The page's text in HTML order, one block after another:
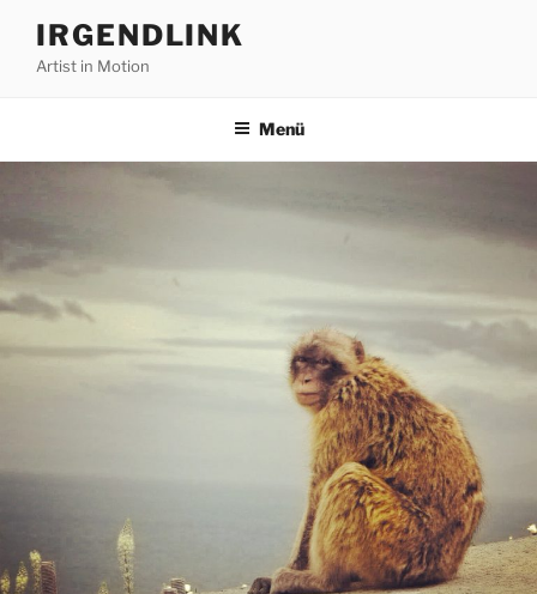
Inhalt
springen
IRGENDLINK
Artist in Motion
Menü